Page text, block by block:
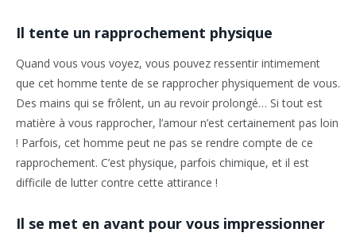
Il tente un rapprochement physique
Quand vous vous voyez, vous pouvez ressentir intimement
que cet homme tente de se rapprocher physiquement de vous.
Des mains qui se frôlent, un au revoir prolongé… Si tout est
matière à vous rapprocher, l’amour n’est certainement pas loin
! Parfois, cet homme peut ne pas se rendre compte de ce
rapprochement. C’est physique, parfois chimique, et il est
difficile de lutter contre cette attirance !
Il se met en avant pour vous impressionner